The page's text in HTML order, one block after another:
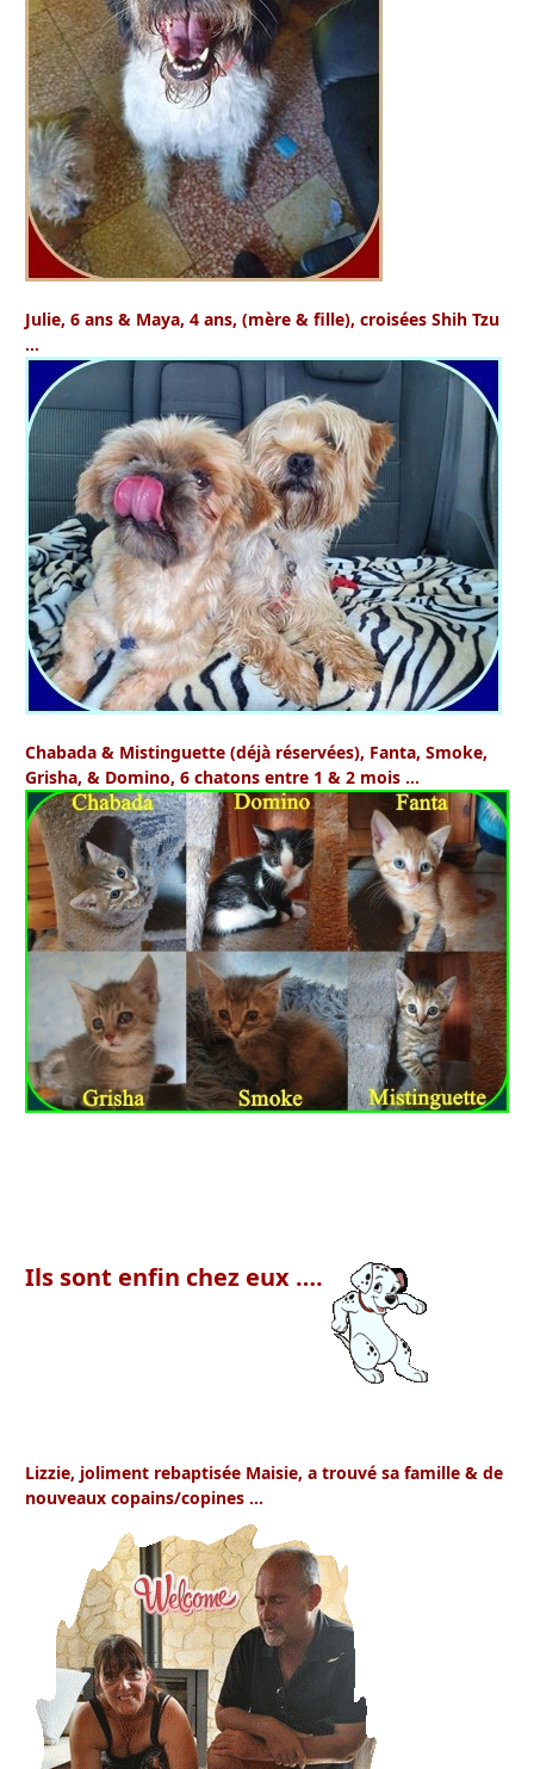
Julie, 6 ans & Maya, 4 ans, (mère & fille), croisées Shih Tzu
…
Chabada & Mistinguette (déjà réservées), Fanta, Smoke,
Grisha, & Domino, 6 chatons entre 1 & 2 mois …
Ils sont enfin chez eux ….
Lizzie, joliment rebaptisée Maisie, a trouvé sa famille & de
nouveaux copains/copines …